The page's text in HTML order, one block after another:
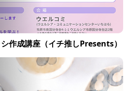
作成講座（イチ推しPresents）